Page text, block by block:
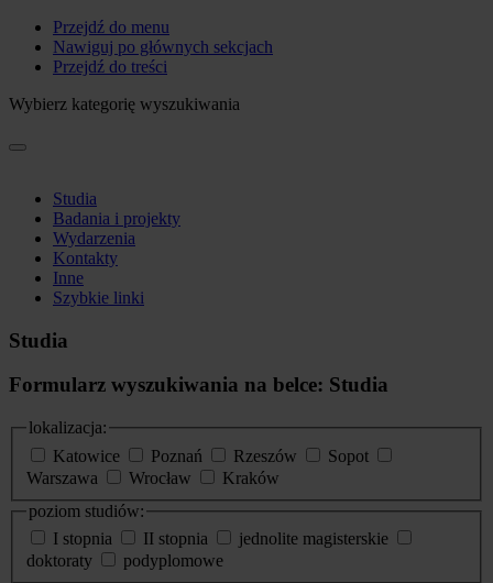
Przejdź do menu
Nawiguj po głównych sekcjach
Przejdź do treści
Wybierz kategorię wyszukiwania
Studia
Badania i projekty
Wydarzenia
Kontakty
Inne
Szybkie linki
Studia
Formularz wyszukiwania na belce: Studia
lokalizacja:
Katowice
Poznań Rzeszów
Sopot
Warszawa
Wrocław
Kraków
poziom studiów:
I stopnia
II stopnia
jednolite magisterskie
doktoraty
podyplomowe